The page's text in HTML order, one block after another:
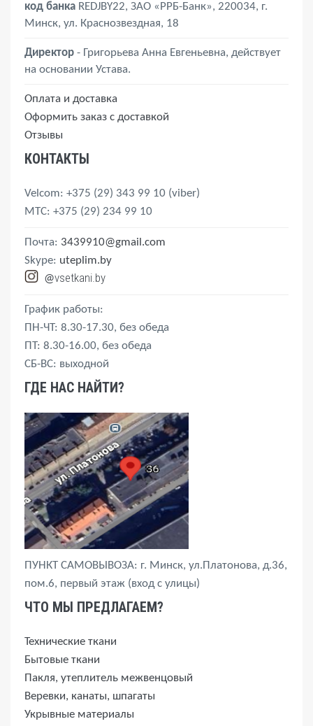
код банка REDJBY22, ЗАО «РРБ-Банк», 220034, г.
Минск, ул. Краснозвездная, 18
Директор - Григорьева Анна Евгеньевна, действует
на основании Устава.
Оплата и доставка
Оформить заказ с доставкой
Отзывы
КОНТАКТЫ
Velcom: +375 (29) 343 99 10 (viber)
MTС: +375 (29) 234 99 10
Почта: 3439910@gmail.com
Skype: uteplim.by
@vsetkani.by
График работы:
ПН-ЧТ: 8.30-17.30, без обеда
ПТ: 8.30-16.00, без обеда
СБ-ВС: выходной
ГДЕ НАС НАЙТИ?
ПУНКТ САМОВЫВОЗА: г. Минск, ул.Платонова, д.36,
пом.6, первый этаж (вход с улицы)
ЧТО МЫ ПРЕДЛАГАЕМ?
Технические ткани
Бытовые ткани
Пакля, утеплитель межвенцовый
Веревки, канаты, шпагаты
Укрывные материалы